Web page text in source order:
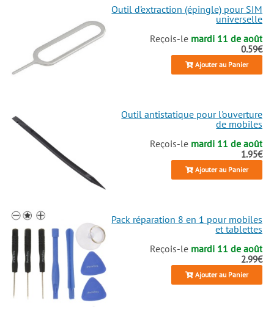
Outil d'extraction (épingle) pour SIM
universelle
Reçois-le mardi 11 de août
0.59€
Ajouter au Panier
Outil antistatique pour l'ouverture
de mobiles
Reçois-le mardi 11 de août
1.95€
Ajouter au Panier
Pack réparation 8 en 1 pour mobiles
et tablettes
Reçois-le mardi 11 de août
2.99€
Ajouter au Panier